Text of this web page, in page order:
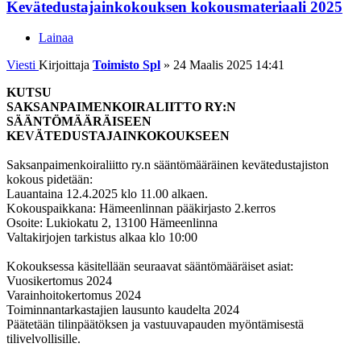
Kevätedustajainkokouksen kokousmateriaali 2025
Lainaa
Viesti Kirjoittaja Toimisto Spl » 24 Maalis 2025 14:41
KUTSU
SAKSANPAIMENKOIRALIITTO RY:N
SÄÄNTÖMÄÄRÄISEEN
KEVÄTEDUSTAJAINKOKOUKSEEN
Saksanpaimenkoiraliitto ry.n sääntömääräinen kevätedustajiston
kokous pidetään:
Lauantaina 12.4.2025 klo 11.00 alkaen.
Kokouspaikkana: Hämeenlinnan pääkirjasto 2.kerros
Osoite: Lukiokatu 2, 13100 Hämeenlinna
Valtakirjojen tarkistus alkaa klo 10:00
Kokouksessa käsitellään seuraavat sääntömääräiset asiat:
Vuosikertomus 2024
Varainhoitokertomus 2024
Toiminnantarkastajien lausunto kaudelta 2024
Päätetään tilinpäätöksen ja vastuuvapauden myöntämisestä
tilivelvollisille.